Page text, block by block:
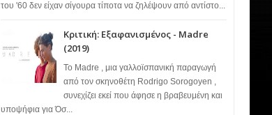
του '60 δεν είχαν σίγουρα τίποτα να ζηλέψουν από αντίστο...
Κριτική: Εξαφανισμένος - Madre
(2019)
Το Madre , μια γαλλοϊσπανική παραγωγή
από τον σκηνοθέτη Rodrigo Sorogoyen ,
συνεχίζει εκεί που άφησε η βραβευμένη και
υποψήφια για Όσ...